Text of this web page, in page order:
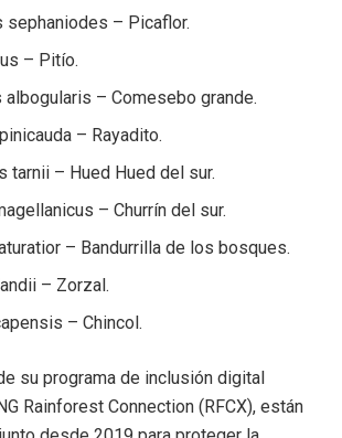
sephaniodes – Picaflor.
– Pitío.
albogularis – Comesebo grande.
– Rayadito.
tarnii – Hued Hued del sur.
– Churrín del sur.
– Bandurrilla de los bosques.
– Zorzal.
– Chincol.
su programa de inclusión digital
Rainforest Connection (RFCX), están